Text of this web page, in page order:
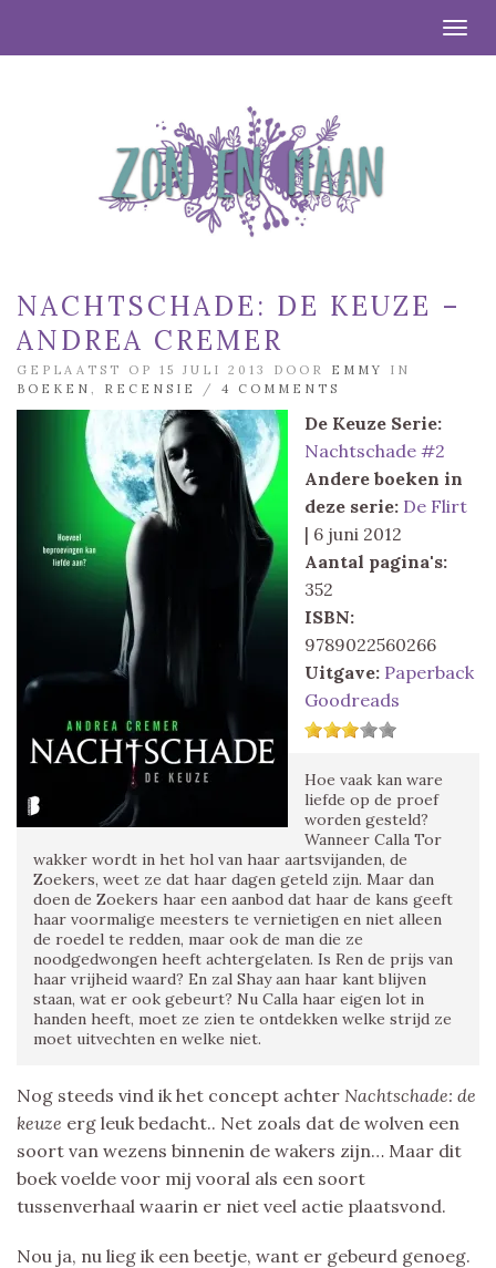
NACHTSCHADE: DE KEUZE –
ANDREA CREMER
GEPLAATST OP 15 JULI 2013 DOOR EMMY
IN
BOEKEN
RECENSIE / 4 COMMENTS
De Keuze Serie:
Nachtschade #2
Andere boeken in
deze serie: De Flirt
| 6 juni 2012
Aantal pagina's:
352
ISBN:
9789022560266
Uitgave: Paperback
Goodreads
Hoe vaak kan ware
liefde op de proef
worden gesteld?
Wanneer Calla Tor
wakker wordt in het hol van haar aartsvijanden, de
Zoekers, weet ze dat haar dagen geteld zijn. Maar dan
doen de Zoekers haar een aanbod dat haar de kans geeft
haar voormalige meesters te vernietigen en niet alleen
de roedel te redden, maar ook de man die ze
noodgedwongen heeft achtergelaten. Is Ren de prijs van
haar vrijheid waard? En zal Shay aan haar kant blijven
staan, wat er ook gebeurt? Nu Calla haar eigen lot in
handen heeft, moet ze zien te ontdekken welke strijd ze
moet uitvechten en welke niet.
Nog steeds vind ik het concept achter Nachtschade: de
keuze erg leuk bedacht.. Net zoals dat de wolven een
soort van wezens binnenin de wakers zijn… Maar dit
boek voelde voor mij vooral als een soort
tussenverhaal waarin er niet veel actie plaatsvond.
Nou ja, nu lieg ik een beetje, want er gebeurd genoeg.